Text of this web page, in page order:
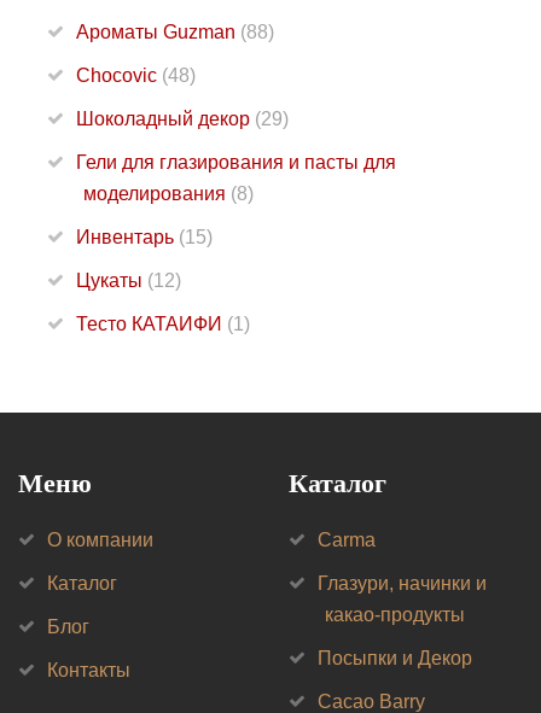
Ароматы Guzman (88)
Chocovic (48)
Шоколадный декор (29)
Гели для глазирования и пасты для
моделирования (8)
Инвентарь (15)
Цукаты (12)
Тесто КАТАИФИ (1)
Меню
О компании
Каталог
Блог
Контакты
Каталог
Carma
Глазури, начинки и
какао-продукты
Посыпки и Декор
Cacao Barry